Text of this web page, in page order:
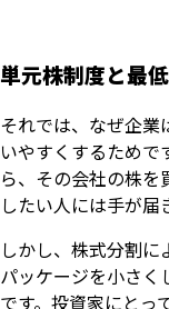
単元株制度と最
それでは、なぜ企
いやすくするため
ら、その会社の株
したい人には手が届
しかし、株式分割
パッケージを小さ
です。投資家にとっ